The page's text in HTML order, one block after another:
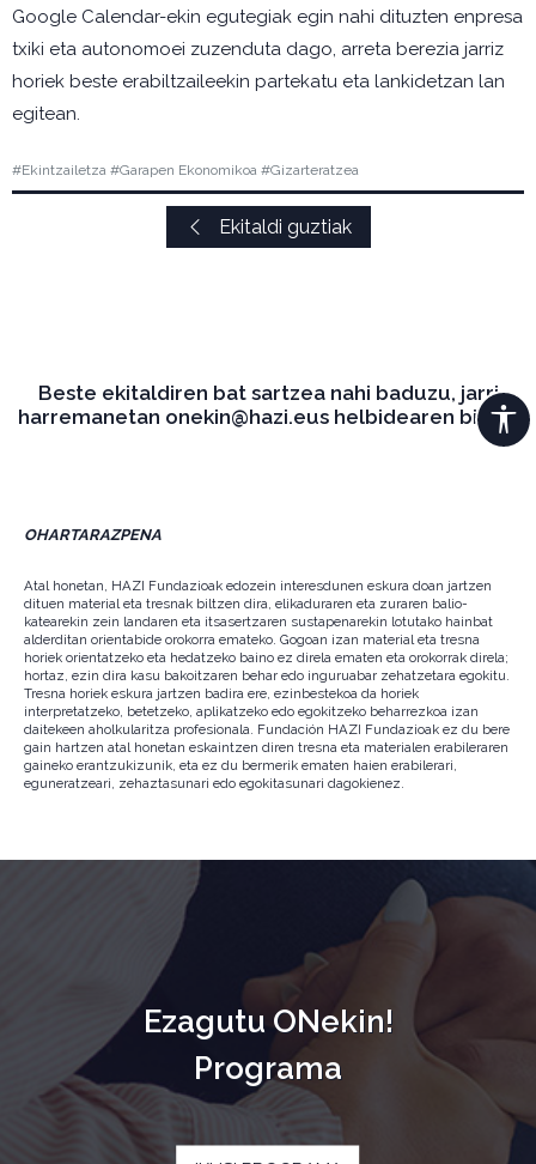
Google Calendar-ekin egutegiak egin nahi dituzten enpresa
txiki eta autonomoei zuzenduta dago, arreta berezia jarriz
horiek beste erabiltzaileekin partekatu eta lankidetzan lan
egitean.
#Ekintzailetza #Garapen Ekonomikoa #Gizarteratzea
Ekitaldi guztiak
Beste ekitaldiren bat sartzea nahi baduzu, jarri
harremanetan onekin@hazi.eus helbidearen bidez.
OHARTARAZPENA
Atal honetan, HAZI Fundazioak edozein interesdunen eskura doan jartzen
dituen material eta tresnak biltzen dira, elikaduraren eta zuraren balio-
katearekin zein landaren eta itsasertzaren sustapenarekin lotutako hainbat
alderditan orientabide orokorra emateko. Gogoan izan material eta tresna
horiek orientatzeko eta hedatzeko baino ez direla ematen eta orokorrak direla;
hortaz, ezin dira kasu bakoitzaren behar edo inguruabar zehatzetara egokitu.
Tresna horiek eskura jartzen badira ere, ezinbestekoa da horiek
interpretatzeko, betetzeko, aplikatzeko edo egokitzeko beharrezkoa izan
daitekeen aholkularitza profesionala. Fundación HAZI Fundazioak ez du bere
gain hartzen atal honetan eskaintzen diren tresna eta materialen erabileraren
gaineko erantzukizunik, eta ez du bermerik ematen haien erabilerari,
eguneratzeari, zehaztasunari edo egokitasunari dagokienez.
Ezagutu ONekin!
Programa